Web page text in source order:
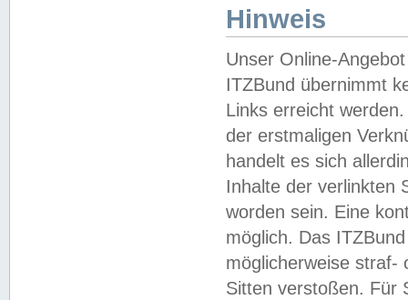
Hinweis
Unser Online-
ITZBund übernimmt
Links erreicht
der erstmaligen
handelt es sich
Inhalte der verlinkten
worden sein. Eine
möglich. Das
möglicherweise straf-
Sitten verstoßen. Für